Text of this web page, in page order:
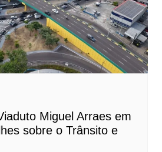
Miguel Arraes em
sobre o Trânsito e